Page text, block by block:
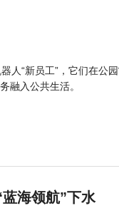
人“新员工”，它们在公
融入公共生活。
海领航”下水